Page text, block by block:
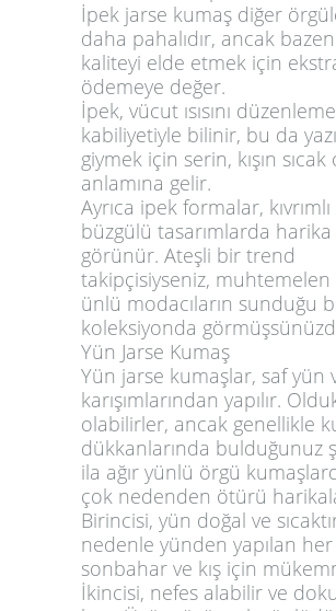
İpek jarse kumaş diğer
daha pahalıdır, ancak
kaliteyi elde etmek için
ödemeye değer.
İpek, vücut ısısını düzenleme
kabiliyetiyle bilinir, bu da
giymek için serin, kışın
anlamına gelir.
Ayrıca ipek formalar, kıvrımlı
büzgülü tasarımlarda harika
görünür. Ateşli bir trend
takipçisiyseniz, muhtemelen
ünlü modacıların sunduğu
koleksiyonda
Yün Jarse Kumaş
Yün jarse kumaşlar, saf yün
karışımlarından yapılır.
olabilirler, ancak genellikle
dükkanlarında bulduğunuz
ila ağır yünlü örgü
çok nedenden ötürü
Birincisi, yün doğal ve
nedenle yünden yapılan her
sonbahar ve kış için
İkincisi, nefes alabilir ve